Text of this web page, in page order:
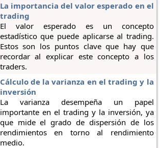
La importancia del valor esperado en el
trading
El valor esperado es un concepto
estadístico que puede aplicarse al trading.
Estos son los puntos clave que hay que
recordar al explicar este concepto a los
traders.
Cálculo de la varianza en el trading y la
inversión
La varianza desempeña un papel
importante en el trading y la inversión, ya
que mide el grado de dispersión de los
rendimientos en torno al rendimiento
medio.